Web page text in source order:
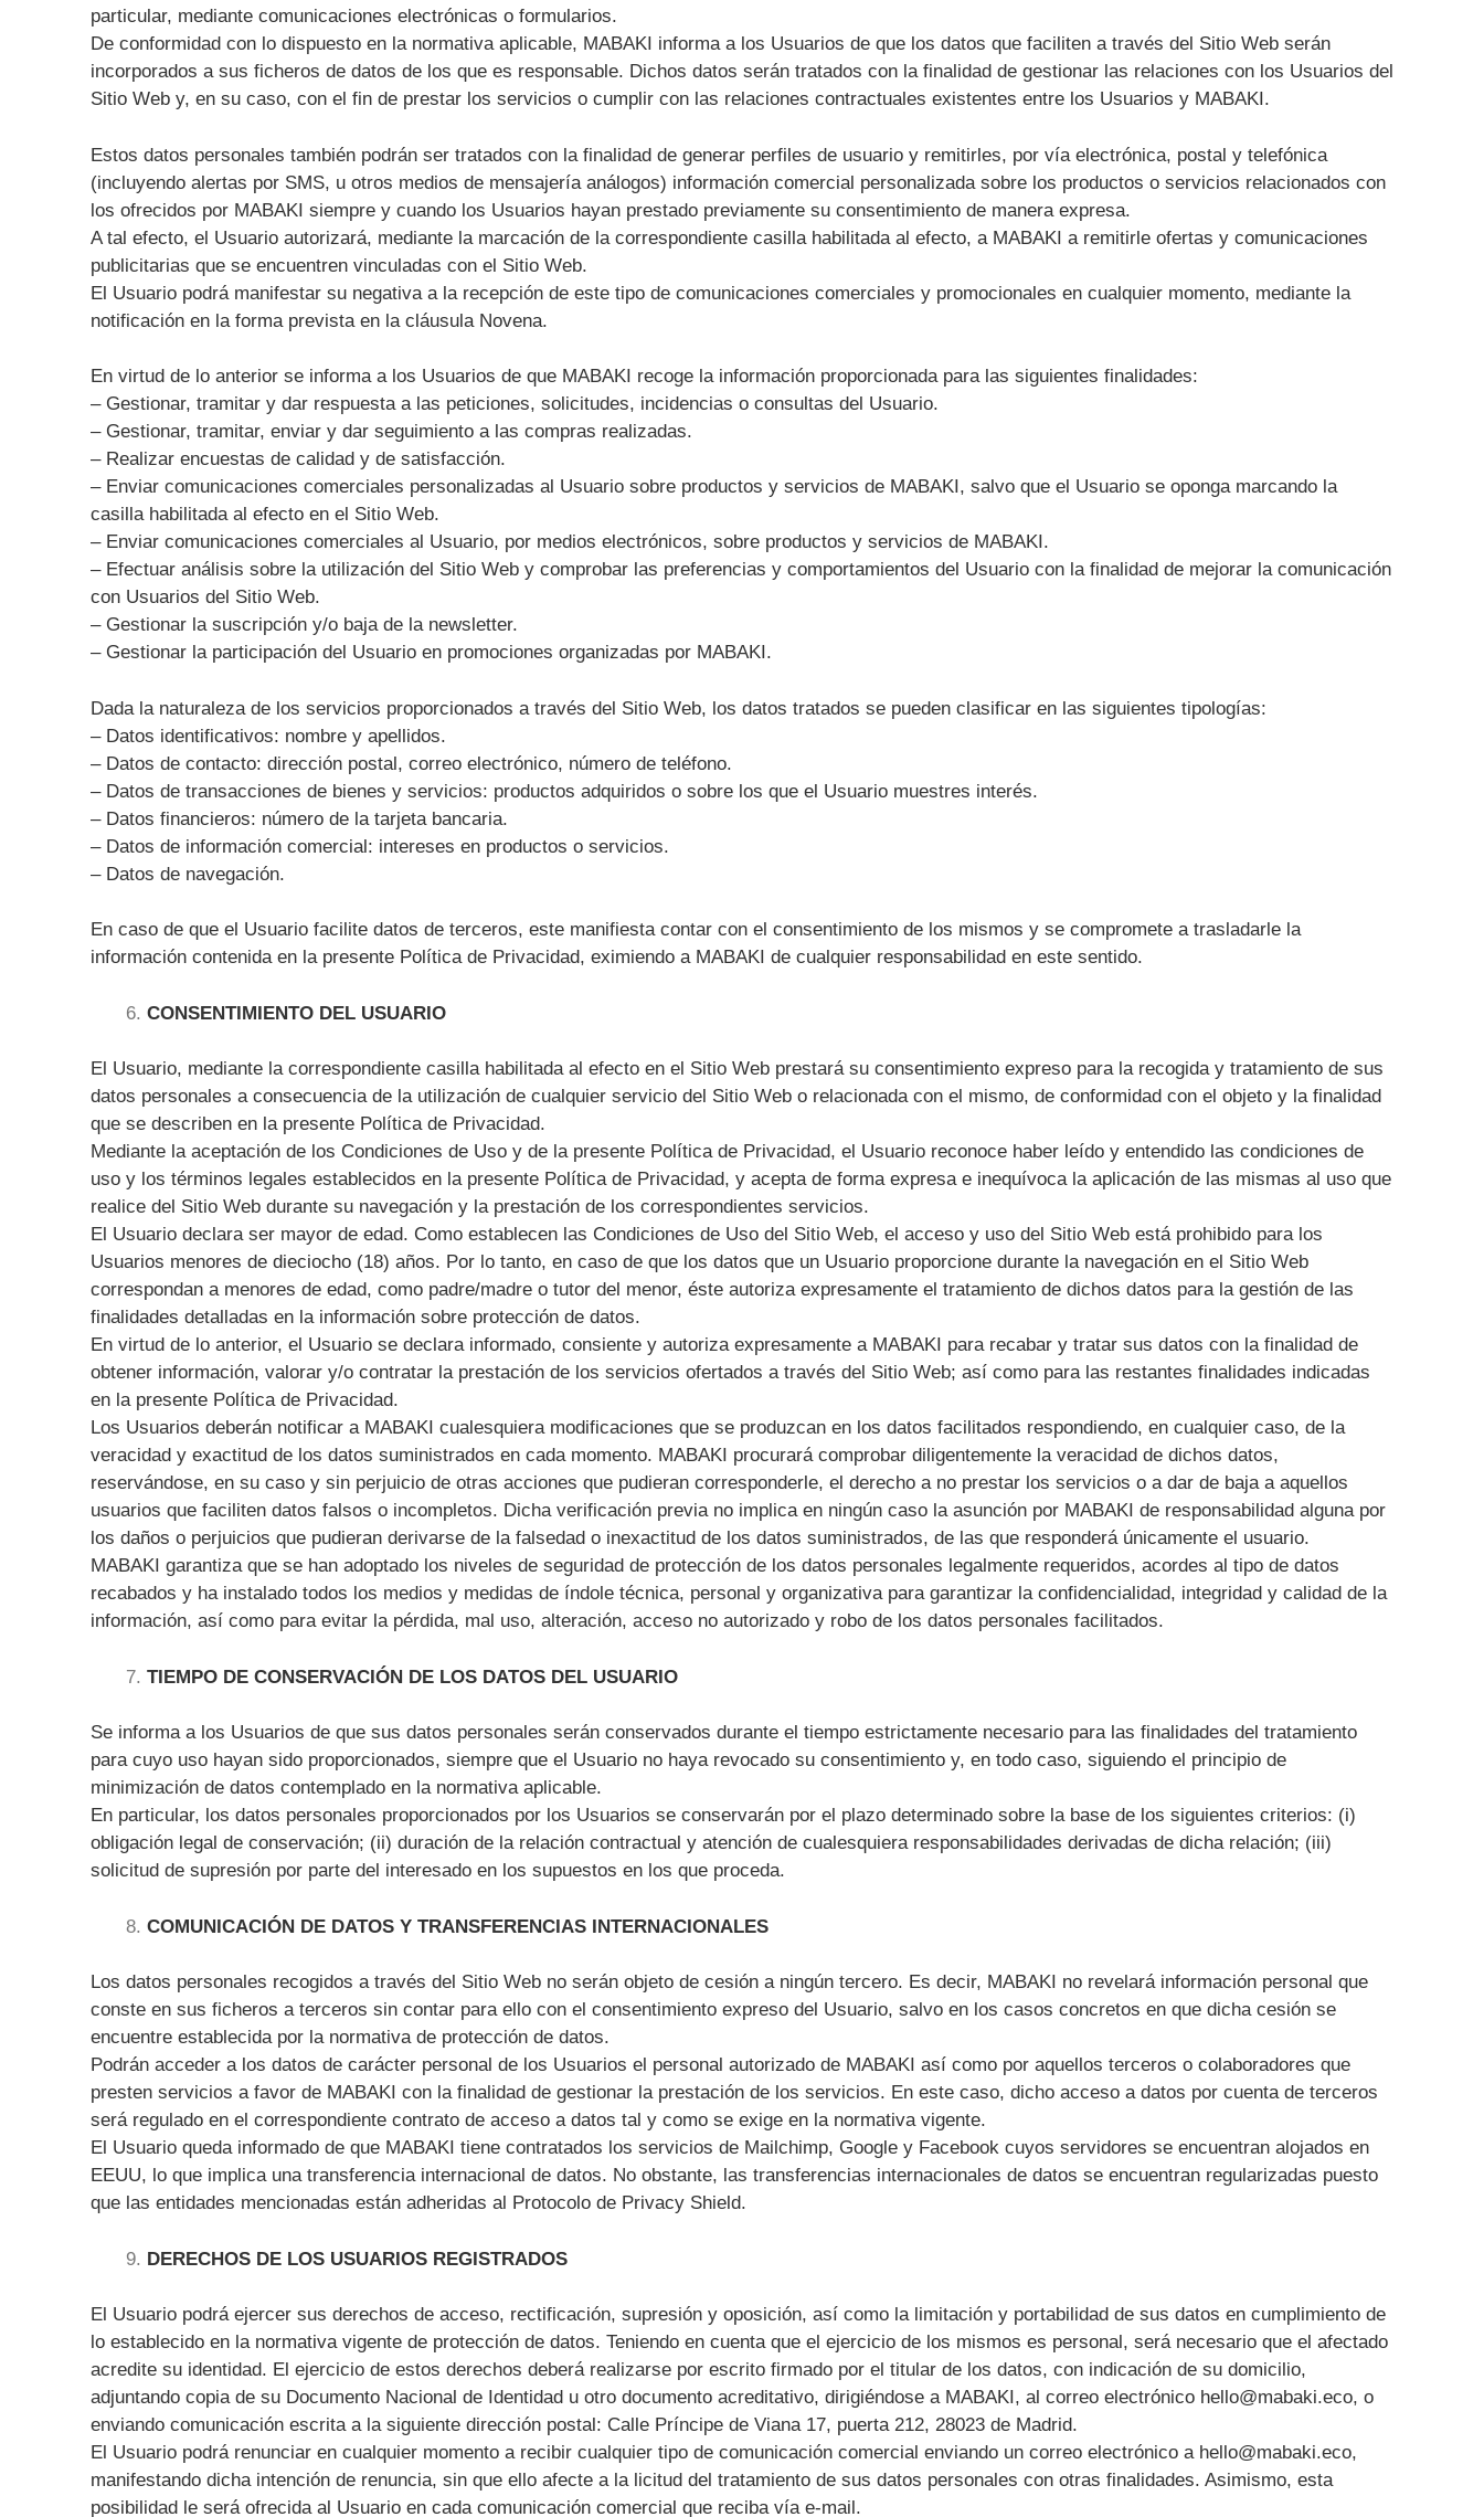
particular, mediante comunicaciones electrónicas o formularios.
De conformidad con lo dispuesto en la normativa aplicable, MABAKI informa a los Usuarios de que los datos que faciliten a través del Sitio Web serán
incorporados a sus ficheros de datos de los que es responsable. Dichos datos serán tratados con la finalidad de gestionar las relaciones con los Usuarios del
Sitio Web y, en su caso, con el fin de prestar los servicios o cumplir con las relaciones contractuales existentes entre los Usuarios y MABAKI.
Estos datos personales también podrán ser tratados con la finalidad de generar perfiles de usuario y remitirles, por vía electrónica, postal y telefónica
(incluyendo alertas por SMS, u otros medios de mensajería análogos) información comercial personalizada sobre los productos o servicios relacionados con
los ofrecidos por MABAKI siempre y cuando los Usuarios hayan prestado previamente su consentimiento de manera expresa.
A tal efecto, el Usuario autorizará, mediante la marcación de la correspondiente casilla habilitada al efecto, a MABAKI a remitirle ofertas y comunicaciones
publicitarias que se encuentren vinculadas con el Sitio Web.
El Usuario podrá manifestar su negativa a la recepción de este tipo de comunicaciones comerciales y promocionales en cualquier momento, mediante la
notificación en la forma prevista en la cláusula Novena.
En virtud de lo anterior se informa a los Usuarios de que MABAKI recoge la información proporcionada para las siguientes finalidades:
– Gestionar, tramitar y dar respuesta a las peticiones, solicitudes, incidencias o consultas del Usuario.
– Gestionar, tramitar, enviar y dar seguimiento a las compras realizadas.
– Realizar encuestas de calidad y de satisfacción.
– Enviar comunicaciones comerciales personalizadas al Usuario sobre productos y servicios de MABAKI, salvo que el Usuario se oponga marcando la
casilla habilitada al efecto en el Sitio Web.
– Enviar comunicaciones comerciales al Usuario, por medios electrónicos, sobre productos y servicios de MABAKI.
– Efectuar análisis sobre la utilización del Sitio Web y comprobar las preferencias y comportamientos del Usuario con la finalidad de mejorar la comunicación
con Usuarios del Sitio Web.
– Gestionar la suscripción y/o baja de la newsletter.
– Gestionar la participación del Usuario en promociones organizadas por MABAKI.
Dada la naturaleza de los servicios proporcionados a través del Sitio Web, los datos tratados se pueden clasificar en las siguientes tipologías:
– Datos identificativos: nombre y apellidos.
– Datos de contacto: dirección postal, correo electrónico, número de teléfono.
– Datos de transacciones de bienes y servicios: productos adquiridos o sobre los que el Usuario muestres interés.
– Datos financieros: número de la tarjeta bancaria.
– Datos de información comercial: intereses en productos o servicios.
– Datos de navegación.
En caso de que el Usuario facilite datos de terceros, este manifiesta contar con el consentimiento de los mismos y se compromete a trasladarle la
información contenida en la presente Política de Privacidad, eximiendo a MABAKI de cualquier responsabilidad en este sentido.
CONSENTIMIENTO DEL USUARIO
El Usuario, mediante la correspondiente casilla habilitada al efecto en el Sitio Web prestará su consentimiento expreso para la recogida y tratamiento de sus
datos personales a consecuencia de la utilización de cualquier servicio del Sitio Web o relacionada con el mismo, de conformidad con el objeto y la finalidad
que se describen en la presente Política de Privacidad.
Mediante la aceptación de los Condiciones de Uso y de la presente Política de Privacidad, el Usuario reconoce haber leído y entendido las condiciones de
uso y los términos legales establecidos en la presente Política de Privacidad, y acepta de forma expresa e inequívoca la aplicación de las mismas al uso que
realice del Sitio Web durante su navegación y la prestación de los correspondientes servicios.
El Usuario declara ser mayor de edad. Como establecen las Condiciones de Uso del Sitio Web, el acceso y uso del Sitio Web está prohibido para los
Usuarios menores de dieciocho (18) años. Por lo tanto, en caso de que los datos que un Usuario proporcione durante la navegación en el Sitio Web
correspondan a menores de edad, como padre/madre o tutor del menor, éste autoriza expresamente el tratamiento de dichos datos para la gestión de las
finalidades detalladas en la información sobre protección de datos.
En virtud de lo anterior, el Usuario se declara informado, consiente y autoriza expresamente a MABAKI para recabar y tratar sus datos con la finalidad de
obtener información, valorar y/o contratar la prestación de los servicios ofertados a través del Sitio Web; así como para las restantes finalidades indicadas
en la presente Política de Privacidad.
Los Usuarios deberán notificar a MABAKI cualesquiera modificaciones que se produzcan en los datos facilitados respondiendo, en cualquier caso, de la
veracidad y exactitud de los datos suministrados en cada momento. MABAKI procurará comprobar diligentemente la veracidad de dichos datos,
reservándose, en su caso y sin perjuicio de otras acciones que pudieran corresponderle, el derecho a no prestar los servicios o a dar de baja a aquellos
usuarios que faciliten datos falsos o incompletos. Dicha verificación previa no implica en ningún caso la asunción por MABAKI de responsabilidad alguna por
los daños o perjuicios que pudieran derivarse de la falsedad o inexactitud de los datos suministrados, de las que responderá únicamente el usuario.
MABAKI garantiza que se han adoptado los niveles de seguridad de protección de los datos personales legalmente requeridos, acordes al tipo de datos
recabados y ha instalado todos los medios y medidas de índole técnica, personal y organizativa para garantizar la confidencialidad, integridad y calidad de la
información, así como para evitar la pérdida, mal uso, alteración, acceso no autorizado y robo de los datos personales facilitados.
TIEMPO DE CONSERVACIÓN DE LOS DATOS DEL USUARIO
Se informa a los Usuarios de que sus datos personales serán conservados durante el tiempo estrictamente necesario para las finalidades del tratamiento
para cuyo uso hayan sido proporcionados, siempre que el Usuario no haya revocado su consentimiento y, en todo caso, siguiendo el principio de
minimización de datos contemplado en la normativa aplicable.
En particular, los datos personales proporcionados por los Usuarios se conservarán por el plazo determinado sobre la base de los siguientes criterios: (i)
obligación legal de conservación; (ii) duración de la relación contractual y atención de cualesquiera responsabilidades derivadas de dicha relación; (iii)
solicitud de supresión por parte del interesado en los supuestos en los que proceda.
COMUNICACIÓN DE DATOS Y TRANSFERENCIAS INTERNACIONALES
Los datos personales recogidos a través del Sitio Web no serán objeto de cesión a ningún tercero. Es decir, MABAKI no revelará información personal que
conste en sus ficheros a terceros sin contar para ello con el consentimiento expreso del Usuario, salvo en los casos concretos en que dicha cesión se
encuentre establecida por la normativa de protección de datos.
Podrán acceder a los datos de carácter personal de los Usuarios el personal autorizado de MABAKI así como por aquellos terceros o colaboradores que
presten servicios a favor de MABAKI con la finalidad de gestionar la prestación de los servicios. En este caso, dicho acceso a datos por cuenta de terceros
será regulado en el correspondiente contrato de acceso a datos tal y como se exige en la normativa vigente.
El Usuario queda informado de que MABAKI tiene contratados los servicios de Mailchimp, Google y Facebook cuyos servidores se encuentran alojados en
EEUU, lo que implica una transferencia internacional de datos. No obstante, las transferencias internacionales de datos se encuentran regularizadas puesto
que las entidades mencionadas están adheridas al Protocolo de Privacy Shield.
DERECHOS DE LOS USUARIOS REGISTRADOS
El Usuario podrá ejercer sus derechos de acceso, rectificación, supresión y oposición, así como la limitación y portabilidad de sus datos en cumplimiento de
lo establecido en la normativa vigente de protección de datos. Teniendo en cuenta que el ejercicio de los mismos es personal, será necesario que el afectado
acredite su identidad. El ejercicio de estos derechos deberá realizarse por escrito firmado por el titular de los datos, con indicación de su domicilio,
adjuntando copia de su Documento Nacional de Identidad u otro documento acreditativo, dirigiéndose a MABAKI, al correo electrónico hello@mabaki.eco, o
enviando comunicación escrita a la siguiente dirección postal: Calle Príncipe de Viana 17, puerta 212, 28023 de Madrid.
El Usuario podrá renunciar en cualquier momento a recibir cualquier tipo de comunicación comercial enviando un correo electrónico a hello@mabaki.eco,
manifestando dicha intención de renuncia, sin que ello afecte a la licitud del tratamiento de sus datos personales con otras finalidades. Asimismo, esta
posibilidad le será ofrecida al Usuario en cada comunicación comercial que reciba vía e-mail.